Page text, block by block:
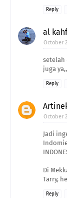
Reply
al
October
setelah
juga
Reply
October
Jadi
Di
Tarry,
Reply